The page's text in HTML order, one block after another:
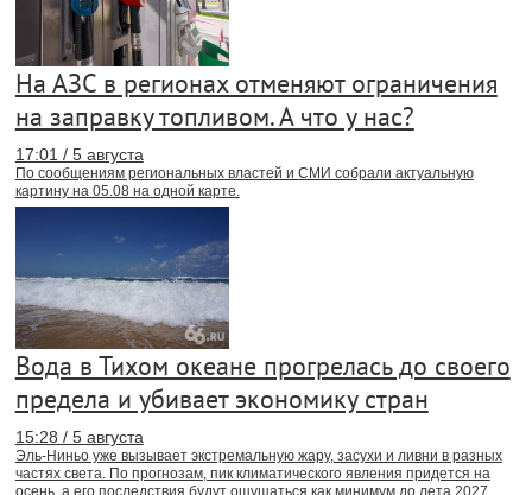
На АЗС в регионах отменяют ограничения
на заправку топливом. А что у нас?
17:01 / 5 августа
По сообщениям региональных властей и СМИ собрали актуальную
картину на 05.08 на одной карте.
Вода в Тихом океане прогрелась до своего
предела и убивает экономику стран
15:28 / 5 августа
Эль-Ниньо уже вызывает экстремальную жару, засухи и ливни в разных
частях света. По прогнозам, пик климатического явления придется на
осень, а его последствия будут ощущаться как минимум до лета 2027